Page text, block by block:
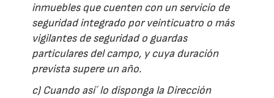
inmuebles que cuenten con un servicio de
seguridad integrado por veinticuatro o más
vigilantes de seguridad o guardas
particulares del campo, y cuya duración
prevista supere un año.
c) Cuando así´ lo disponga la Dirección